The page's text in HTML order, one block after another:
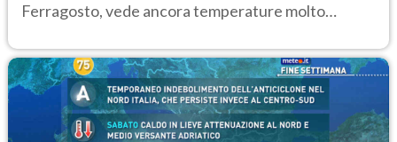
Ferragosto, vede ancora temperature molto